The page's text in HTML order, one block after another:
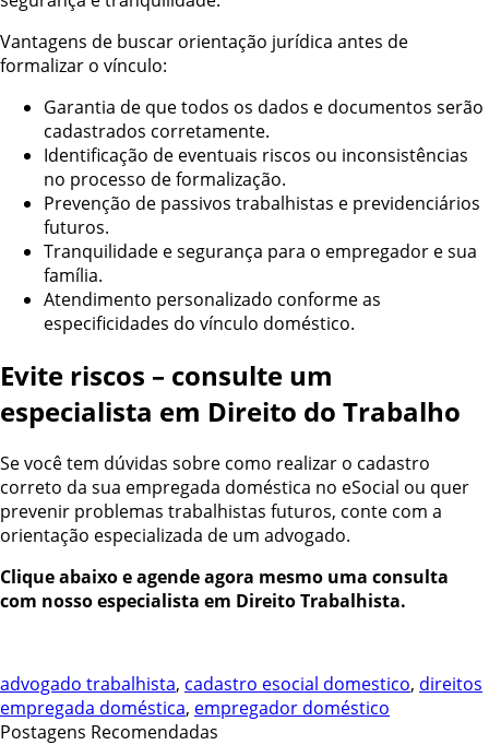
Vantagens de buscar orientação jurídica antes de
formalizar o vínculo:
Garantia de que todos os dados e documentos serão
cadastrados corretamente.
Identificação de eventuais riscos ou inconsistências
no processo de formalização.
Prevenção de passivos trabalhistas e previdenciários
futuros.
Tranquilidade e segurança para o empregador e sua
família.
Atendimento personalizado conforme as
especificidades do vínculo doméstico.
Evite riscos – consulte um
especialista em Direito do Trabalho
Se você tem dúvidas sobre como realizar o cadastro
correto da sua empregada doméstica no eSocial ou quer
prevenir problemas trabalhistas futuros, conte com a
orientação especializada de um advogado.
Clique abaixo e agende agora mesmo uma consulta
com nosso especialista em Direito Trabalhista.
advogado trabalhista, cadastro esocial domestico, direitos
empregada doméstica, empregador doméstico
Postagens Recomendadas